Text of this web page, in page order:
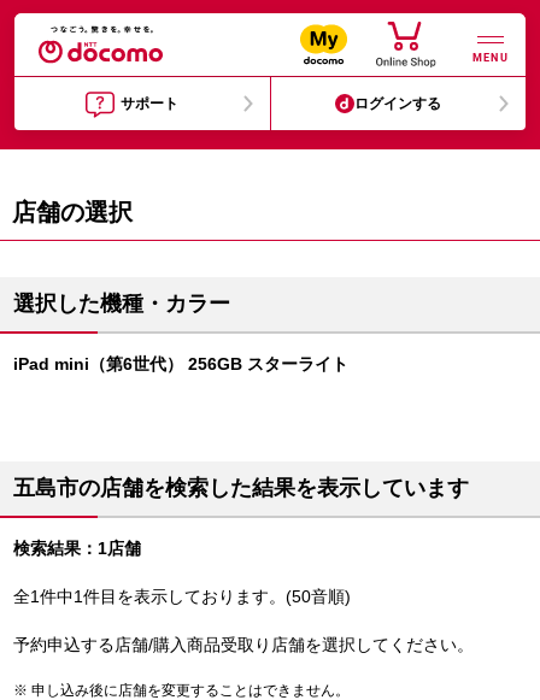
MENU
サポート ログインする
店舗の選択
選択した機種・カラー
iPad mini（第6世代） 256GB スターライト
五島市の店舗を検索した結果を表示しています
検索結果：1店舗
全1件中1件目を表示しております。(50音順)
予約申込する店舗/購入商品受取り店舗を選択してください。
申し込み後に店舗を変更することはできません。